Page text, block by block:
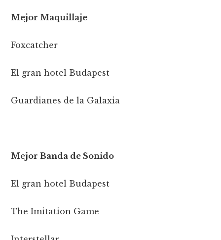
Mejor Maquillaje
Foxcatcher
El gran hotel Budapest
Guardianes de la Galaxia
Mejor Banda de Sonido
El gran hotel Budapest
The Imitation Game